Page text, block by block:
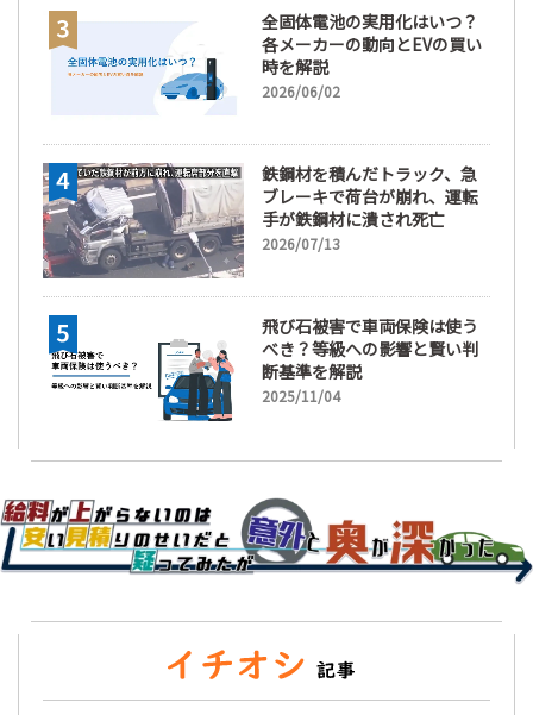
全固体電池の実用化はいつ？
各メーカーの動向とEVの買い
時を解説
2026/06/02
鉄鋼材を積んだトラック、急
ブレーキで荷台が崩れ、運転
手が鉄鋼材に潰され死亡
2026/07/13
飛び石被害で車両保険は使う
べき？等級への影響と賢い判
断基準を解説
2025/11/04